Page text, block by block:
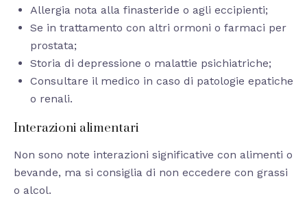
Allergia nota alla finasteride o agli eccipienti;
Se in trattamento con altri ormoni o farmaci per
prostata;
Storia di depressione o malattie psichiatriche;
Consultare il medico in caso di patologie epatiche
o renali.
Interazioni alimentari
Non sono note interazioni significative con alimenti o
bevande, ma si consiglia di non eccedere con grassi
o alcol.